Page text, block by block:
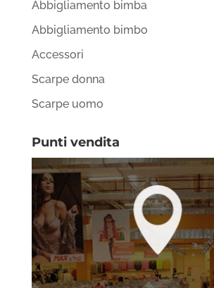
Abbigliamento bimba
Abbigliamento bimbo
Accessori
Scarpe donna
Scarpe uomo
Punti vendita